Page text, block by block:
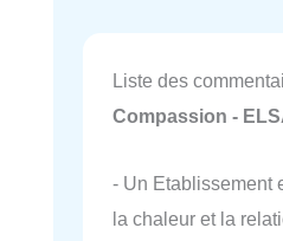
Liste des
Compassion -
- Un Etablissement
la chaleur et la